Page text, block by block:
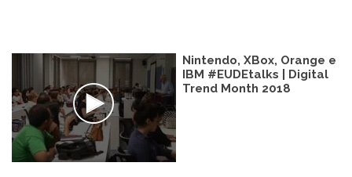
Nintendo, XBox, Orange e
IBM #EUDEtalks | Digital
Trend Month 2018